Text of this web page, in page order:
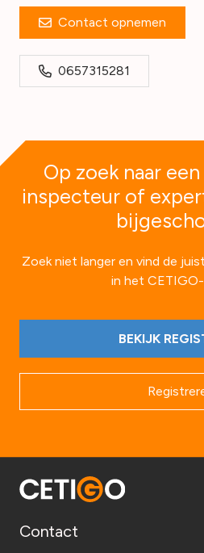
Contact opnemen
0657315281
Op zoek naar
inspecteur of
Zoek niet langer en vind de
in het
BEKIJK
Contact